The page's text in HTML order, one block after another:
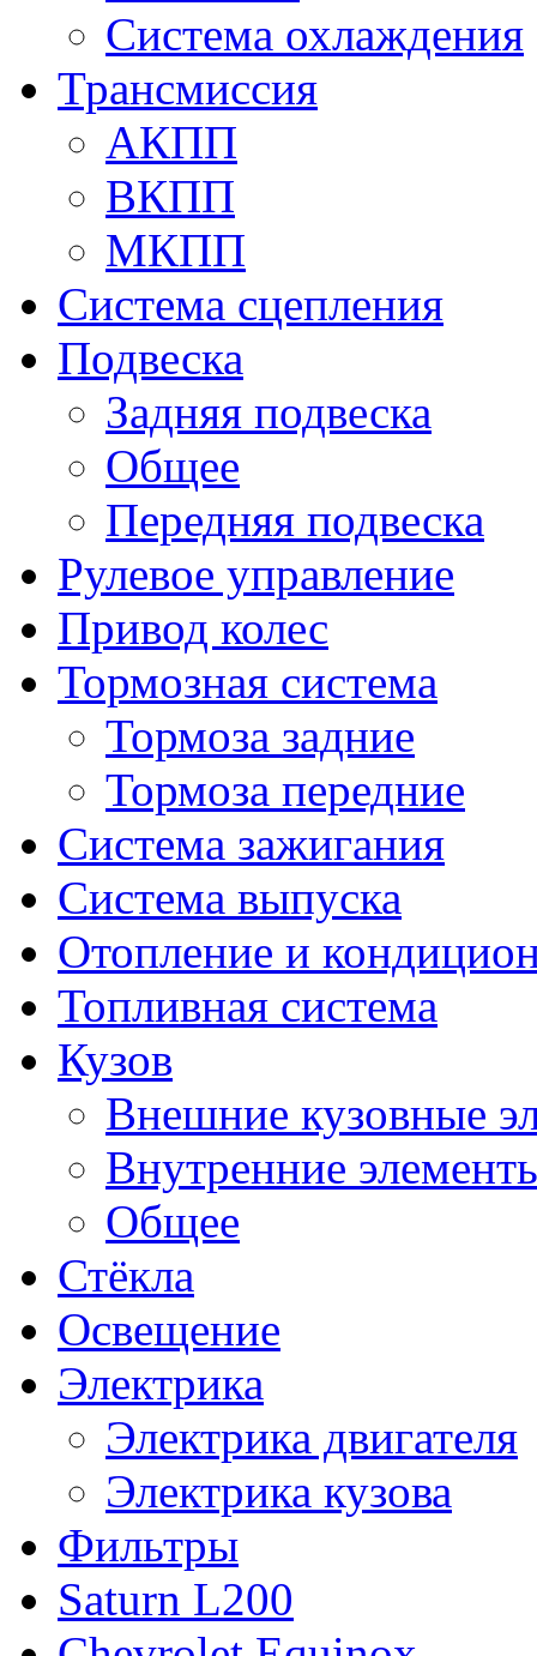
Система охлаждения
Трансмиссия
АКПП
ВКПП
МКПП
Система сцепления
Подвеска
Задняя подвеска
Общее
Передняя подвеска
Рулевое управление
Привод колес
Тормозная система
Тормоза задние
Тормоза передние
Система зажигания
Система выпуска
Отопление и
Топливная система
Кузов
Внешние кузовные
Внутренние
Общее
Стёкла
Освещение
Электрика
Электрика двигателя
Электрика кузова
Фильтры
Saturn L200